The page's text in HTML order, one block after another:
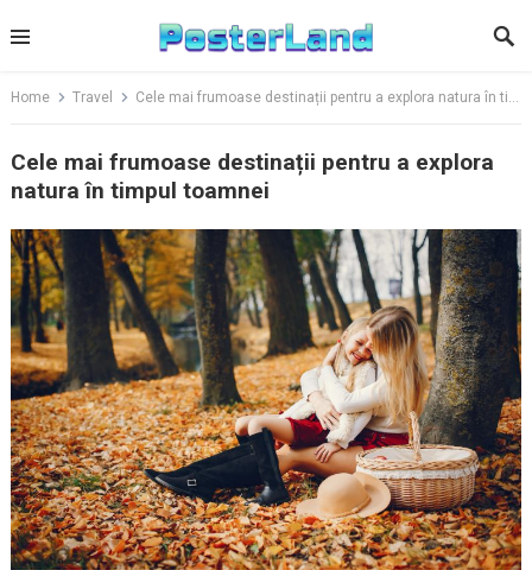
to
Home Travel Cele mai frumoase destinații pentru a explora natura în timpul toamnei
Cele mai frumoase destinații pentru a explora
natura în timpul toamnei